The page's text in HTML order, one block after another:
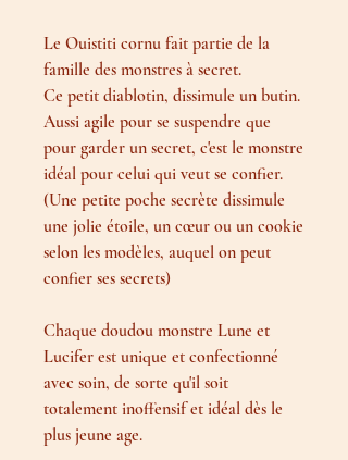
Le Ouistiti cornu fait partie de la
famille des monstres à secret.
Ce petit diablotin, dissimule un butin.
Aussi agile pour se suspendre que
pour garder un secret, c'est le monstre
idéal pour celui qui veut se confier.
(Une petite poche secrète dissimule
une jolie étoile, un cœur ou un cookie
selon les modèles, auquel on peut
confier ses secrets)
Chaque doudou monstre Lune et
Lucifer est unique et confectionné
avec soin, de sorte qu'il soit
totalement inoffensif et idéal dès le
plus jeune age.